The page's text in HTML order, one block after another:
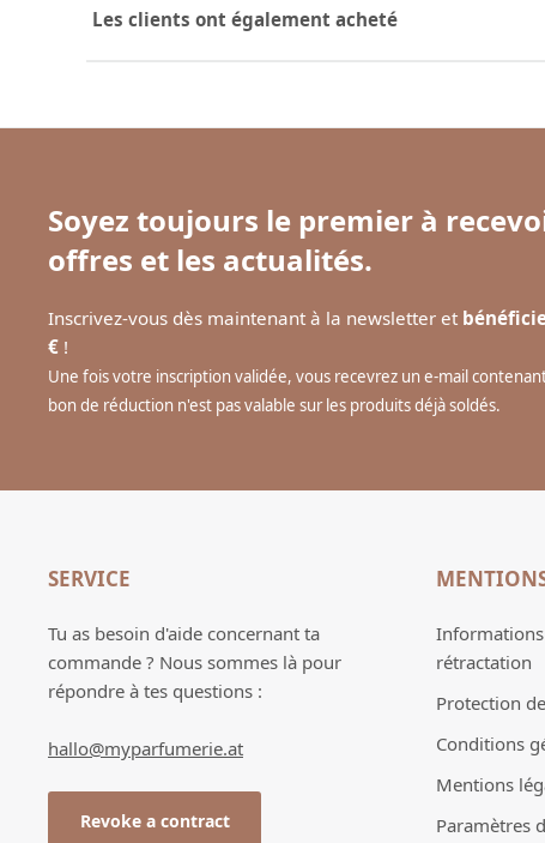
Les clients ont également acheté
Soyez toujours le premier à
offres et les actualités.
Inscrivez-vous dès maintenant à la newsletter et
€ !
Une fois votre inscription validée, vous recevrez un e-mail
bon de réduction n'est pas valable sur les produits déjà soldés.
SERVICE
Tu as besoin d'aide concernant ta
commande ? Nous sommes là pour
répondre à tes questions :
hallo@myparfumerie.at
Revoke a contract
rétractation
Protection
Conditions
Mentions
Paramètres